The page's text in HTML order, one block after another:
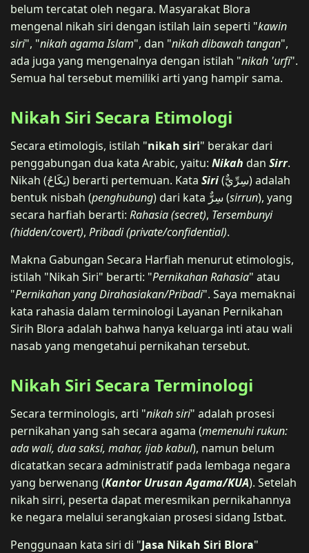
belum tercatat oleh negara. Masyarakat Blora
mengenal nikah siri dengan istilah lain seperti "kawin
siri", "nikah agama Islam", dan "nikah dibawah tangan",
ada juga yang mengenalnya dengan istilah "nikah 'urfi".
Semua hal tersebut memiliki arti yang hampir sama.
Nikah Siri Secara Etimologi
Secara etimologis, istilah "nikah siri" berakar dari
penggabungan dua kata Arabic, yaitu: Nikah dan Sirr.
Nikah (نِكَاحٌ) berarti pertemuan. Kata Siri(سِرِّيٌّ) adalah
bentuk nisbah (penghubung ) dari kata سِرٌّ (sirrun), yang
secara harfiah berarti: Rahasia (secret), Tersembunyi
(hidden/covert), Pribadi (private/confidential).
Makna Gabungan Secara Harfiah menurut etimologis,
istilah "Nikah Siri" berarti: "Pernikahan Rahasia" atau
"Pernikahan yang Dirahasiakan/Pribadi". Saya memaknai
kata rahasia dalam terminologi Layanan Pernikahan
Sirih Blora adalah bahwa hanya keluarga inti atau wali
nasab yang mengetahui pernikahan tersebut.
Nikah Siri Secara Terminologi
Secara terminologis, arti "nikah siri" adalah prosesi
pernikahan yang sah secara agama (memenuhi rukun:
ada wali, dua saksi, mahar, ijab kabul), namun belum
dicatatkan secara administratif pada lembaga negara
yang berwenang (Kantor Urusan Agama/KUA). Setelah
nikah sirri, peserta dapat meresmikan pernikahannya
ke negara melalui serangkaian prosesi sidang Istbat.
Penggunaan kata siri di "Jasa Nikah Siri Blora"